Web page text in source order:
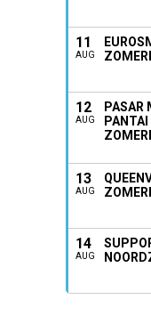
11
AUG
12
AUG
PASAR
13
AUG
14
AUG